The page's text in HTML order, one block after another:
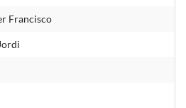
Francisco